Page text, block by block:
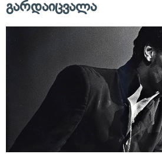
გარდაიცვალა